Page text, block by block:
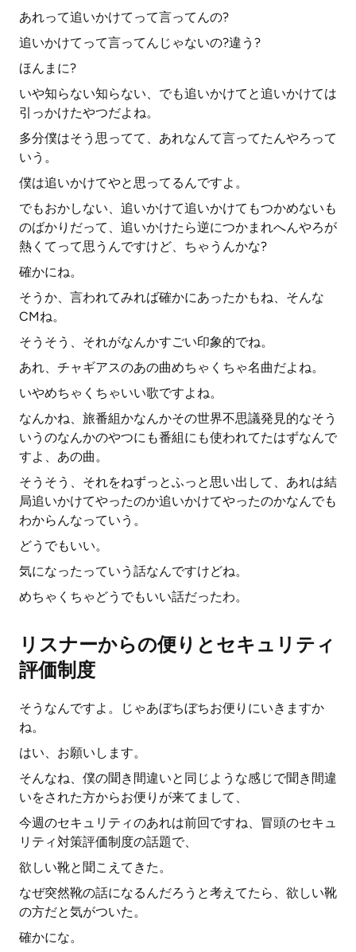
あれって追いかけてって言ってんの?
追いかけてって言ってんじゃないの?違う?
ほんまに?
いや知らない知らない、でも追いかけてと追いかけては
引っかけたやつだよね。
多分僕はそう思ってて、あれなんて言ってたんやろって
いう。
僕は追いかけてやと思ってるんですよ。
でもおかしない、追いかけて追いかけてもつかめないも
のばかりだって、追いかけたら逆につかまれへんやろが
熱くてって思うんですけど、ちゃうんかな?
確かにね。
そうか、言われてみれば確かにあったかもね、そんな
CMね。
そうそう、それがなんかすごい印象的でね。
あれ、チャギアスのあの曲めちゃくちゃ名曲だよね。
いやめちゃくちゃいい歌ですよね。
なんかね、旅番組かなんかその世界不思議発見的なそう
いうのなんかのやつにも番組にも使われてたはずなんで
すよ、あの曲。
そうそう、それをねずっとふっと思い出して、あれは結
局追いかけてやったのか追いかけてやったのかなんでも
わからんなっていう。
どうでもいい。
気になったっていう話なんですけどね。
めちゃくちゃどうでもいい話だったわ。
リスナーからの便りとセキュリティ
評価制度
そうなんですよ。じゃあぼちぼちお便りにいきますか
ね。
はい、お願いします。
そんなね、僕の聞き間違いと同じような感じで聞き間違
いをされた方からお便りが来てまして、
今週のセキュリティのあれは前回ですね、冒頭のセキュ
リティ対策評価制度の話題で、
欲しい靴と聞こえてきた。
なぜ突然靴の話になるんだろうと考えてたら、欲しい靴
の方だと気がついた。
確かにな。